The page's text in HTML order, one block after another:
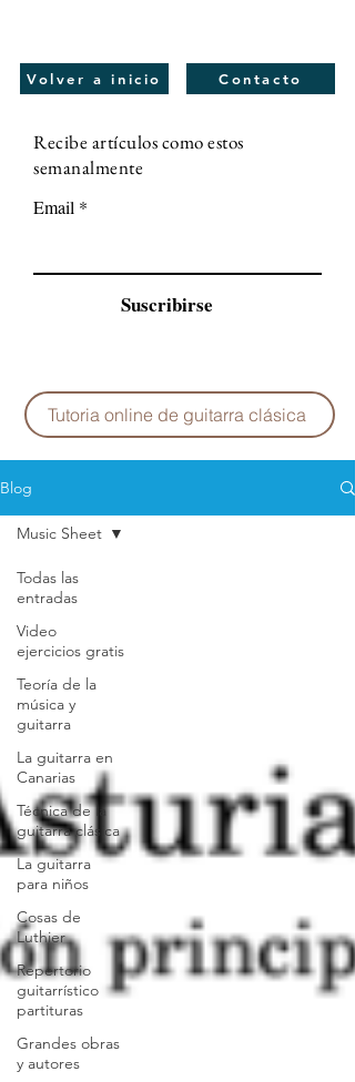
Volver a inicio Contacto
Recibe artículos como estos
semanalmente
Email
Suscribirse
Tutoria online de guitarra clásica
Blog
Todas las
entradas
Video
ejercicios gratis
Teoría de la
música y
guitarra
La guitarra en
Canarias
Técnica de la
guitarra clásica
La guitarra
para niños
Cosas de
Luthier
Repertorio
guitarrístico
partituras
Grandes obras
y autores
Music Sheet